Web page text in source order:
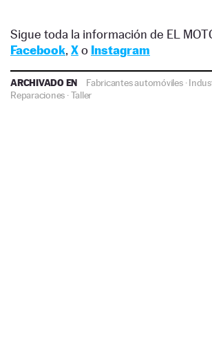
Sigue toda la información de EL
Facebook, Xo Instagram
ARCHIVADO EN Fabricantes automóviles·
Reparaciones ·Taller